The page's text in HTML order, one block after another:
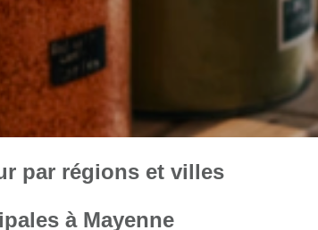
par régions et villes
à Mayenne